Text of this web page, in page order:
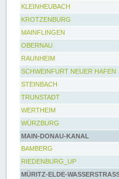
KLEINHEUBACH
KROTZENBURG
MAINFLINGEN
OBERNAU
RAUNHEIM
SCHWEINFURT NEUER HAFEN
STEINBACH
TRUNSTADT
WERTHEIM
WÜRZBURG
MAIN-DONAU-KANAL
BAMBERG
RIEDENBURG_UP
MÜRITZ-ELDE-